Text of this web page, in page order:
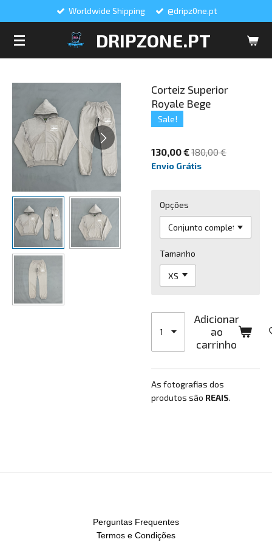
DRIPZONE.PT
Worldwide Shipping @dripz0ne.pt
Corteiz Superior
Royale Bege
Sale!
130,00 €180,00 €
Envio Grátis
Opções
Tamanho
Adicionar
ao
carrinho
As fotografias dos
produtos são REAIS.
Perguntas Frequentes
Termos e Condições